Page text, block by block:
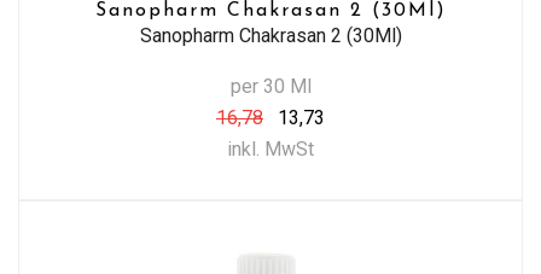
Sanopharm Chakrasan 2 (30Ml)
Sanopharm Chakrasan 2 (30Ml)
per 30 Ml
16,78
13,73
inkl. MwSt